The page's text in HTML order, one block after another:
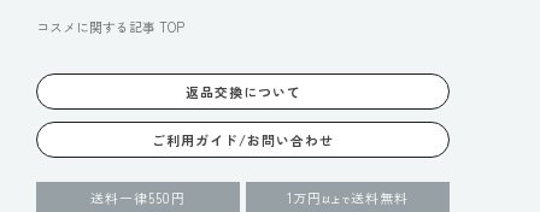
コスメに関する記事 TOP
返品交換について
ご利用ガイド/お問い合わせ
送料一律550円 1万円 以上で送料無料